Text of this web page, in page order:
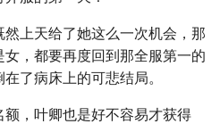
上天给了她这么一次机会，那
，都要再度回到那全服第一的
了病床上的可悲结局。
，叶卿也是好不容易才获得